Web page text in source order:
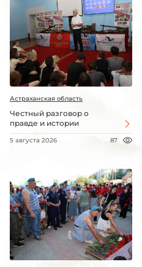
Астраханская область
Честный разговор о
правде и истории
5 августа 2026 87